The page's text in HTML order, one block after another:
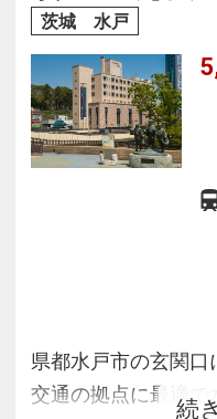
◆11月1日(金)より全
茨城 水戸
県都水戸市の玄関
交通の拠点に最適で
続